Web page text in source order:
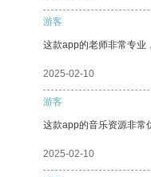
游客
这款app的老师非常专业
2025-02-10
游客
这款app的音乐资源非常
2025-02-10